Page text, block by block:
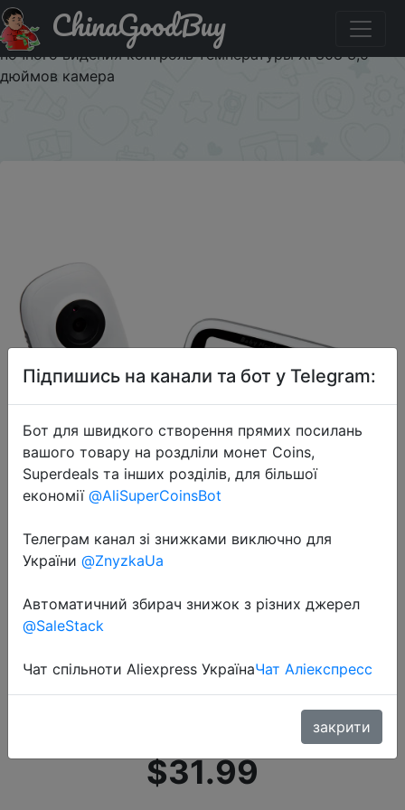
Придбати по акціи VB603 детский монитор 2,4 ГГц 3,2
дюймов ЖК-дисплей беспроводной babyfoon монитор
ночного видения контроль температуры XF808 3,5
дюймов камера
ChinaGoodBuy
2019-03-29
VB603 детский монитор 2,4 ГГц
3,2 дюймов ЖК-дисплей
беспроводной babyfoon монитор
температуры XF808 3,5 дюймов
$31.99
Підпишись на канали та бот у Telegram:
Бот для швидкого створення прямих посилань
вашого товару на роздліли монет Coins,
Superdeals та інших розділів, для більшої
економії @AliSuperCoinsBot
Телеграм канал зі знижками виключно для
України @ZnyzkaUa
Автоматичний збирач знижок з різних джерел
@SaleStack
Чат спільноти Aliexpress УкраїнаЧат Аліекспресс
закрити